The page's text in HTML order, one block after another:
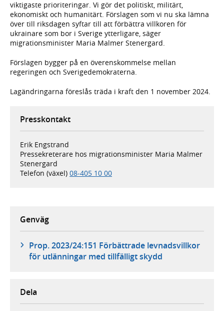
viktigaste prioriteringar. Vi gör det politiskt, militärt,
ekonomiskt och humanitärt. Förslagen som vi nu ska lämna
över till riksdagen syftar till att förbättra villkoren för
ukrainare som bor i Sverige ytterligare, säger
migrationsminister Maria Malmer Stenergard.
Förslagen bygger på en överenskommelse mellan
regeringen och Sverigedemokraterna.
Lagändringarna föreslås träda i kraft den 1 november 2024.
Presskontakt
Erik Engstrand
Pressekreterare hos migrationsminister Maria Malmer
Stenergard
Telefon (växel) 08-405 10 00
Genväg
Prop. 2023/24:151 Förbättrade levnadsvillkor
för utlänningar med tillfälligt skydd
Dela